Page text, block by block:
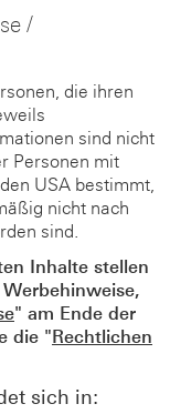
/
die ihren
sind nicht
Personen mit
USA bestimmt,
nicht nach
sind.
Inhalte stellen
" am Ende der
die "Rechtlichen
sich in: